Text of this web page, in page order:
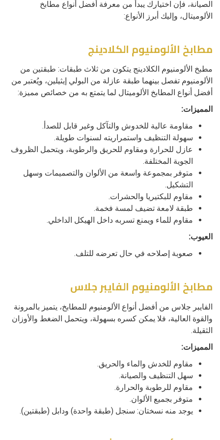
الصيانة، فإن اختيارك يبدأ من معرفة أفضل أنواع مطابخ
الألوميتال، وإليك أبرز الأنواع:
مطابخ الألومنيوم الكلادينج
مطبخ الألومنيوم الكلادينج يتكون من ثلاث طبقات: طبقتين من
الألومنيوم تفصل بينهما طبقة عازلة من البولي إيثيلين، ويُعتبر من
أفضل أنواع المطابخ الألوميتال لما يتمتع به من خصائص مميزة:
المميزات:
مقاومة عالية للخدوش والتآكل وغير قابل للصدأ.
سهولة التنظيف واستمراريته لسنوات طويلة.
عازل للحرارة ومقاوم للحريق والرطوبة، ويتحمل الظروف
الجوية المختلفة.
متوفر بمجموعة واسعة من الألوان والتصميمات وسهل
التشكيل.
مقاوم للبكتيريا والحشرات.
طبقة لامعة تضيف لمسة فخمة.
مقاوم للماء ويمنع تسربه داخل الهيكل الداخلي.
العيوب:
صعوبة إصلاحه في حال تعرضه للتلف.
مطابخ الألومنيوم الفايبر جلاس
الفايبر جلاس من أفضل أنواع الألومنيوم للمطابخ، يتميز بالمرونة
والقوة العالية، فلا يمكن كسره بسهولة، ويتحمل الضغط والأوزان
الثقيلة.
المميزات:
مقاوم للخدش والماء والحريق.
سهل التنظيف والصيانة.
مقاوم للرطوبة والحرارة.
متوفر بجميع الألوان.
يوجد منه نسختان: سنجل (طبقة واحدة) ودابل (طبقتين).